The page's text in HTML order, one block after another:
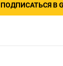
ПОДПИСАТЬСЯ В